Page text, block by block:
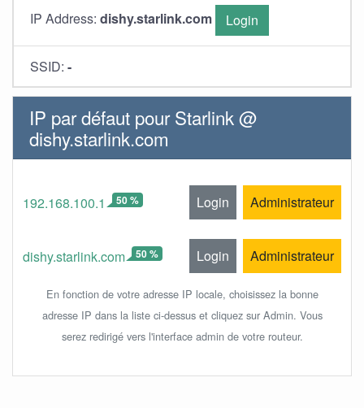
IP Address: dishy.starlink.com Login
SSID: -
IP par défaut pour Starlink @
dishy.starlink.com
192.168.100.1 50 % Login Administrateur
dishy.starlink.com 50 % Login Administrateur
En fonction de votre adresse IP locale, choisissez la bonne
adresse IP dans la liste ci-dessus et cliquez sur Admin. Vous
serez redirigé vers l'interface admin de votre routeur.